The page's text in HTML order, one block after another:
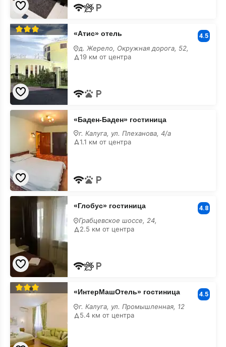
«Атис»
отель
с
парковкой
«Атис» отель 4.5
д. Жерело, Окружная дорога, 52,
19 км от центра
«Баден-
Баден»
гостиница
парковкой
«Баден-Баден» гостиница
г. Калуга, ул. Плеханова, 4/а
1.1 км от центра
«Глобус»
гостиница
«Глобус» гостиница 4.8
Грабцевское шоссе, 24,
2.5 км от центра
«ИнтерМашОтель»
гостиница
парковкой
«ИнтерМашОтель» гостиница 4.5
г. Калуга, ул. Промышленная, 12
5.4 км от центра